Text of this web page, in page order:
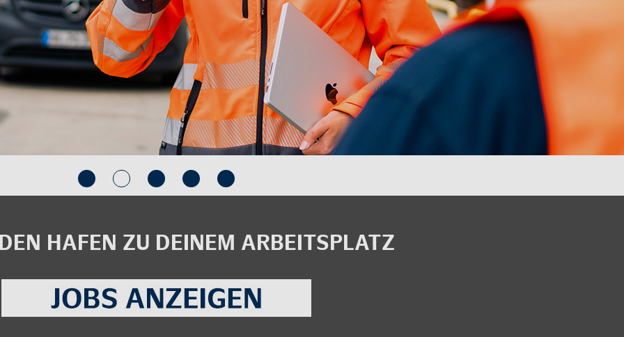
HAFEN ZU DEI­NEM AR­BEITS­PLATZ